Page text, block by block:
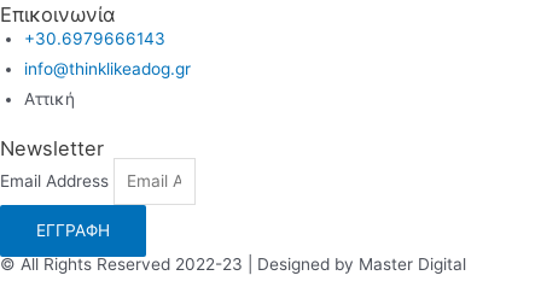
Επικοινωνία
+30.6979666143
info@thinklikeadog.gr
Αττική
Newsletter
Email Address
ΕΓΓΡΑΦΗ
© All Rights Reserved 2022-23 | Designed by Master Digital